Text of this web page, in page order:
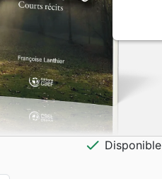
check Disponible